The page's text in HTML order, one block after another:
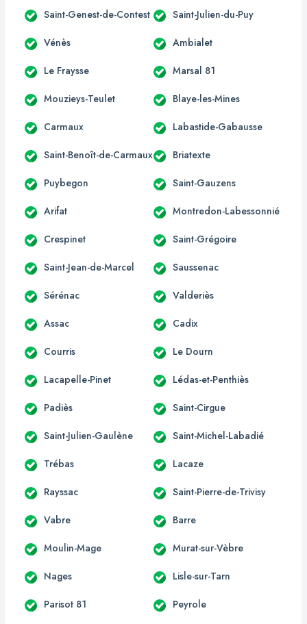
Saint-Genest-de-Contest Saint-Julien-du-Puy
Vénès Ambialet
Le Fraysse Marsal 81
Mouzieys-Teulet Blaye-les-Mines
Carmaux Labastide-Gabausse
Saint-Benoît-de-Carmaux Briatexte
Puybegon Saint-Gauzens
Arifat Montredon-Labessonnié
Crespinet Saint-Grégoire
Saint-Jean-de-Marcel Saussenac
Sérénac Valderiès
Assac Cadix
Courris Le Dourn
Lacapelle-Pinet Lédas-et-Penthiès
Padiès Saint-Cirgue
Saint-Julien-Gaulène Saint-Michel-Labadié
Trébas Lacaze
Rayssac Saint-Pierre-de-Trivisy
Vabre Barre
Moulin-Mage Murat-sur-Vèbre
Nages Lisle-sur-Tarn
Parisot 81 Peyrole